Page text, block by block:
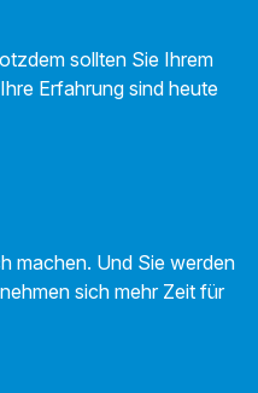
sollten Sie Ihrem
Erfahrung sind heute
machen. Und Sie werden
sich mehr Zeit für